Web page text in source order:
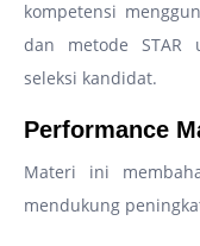
kompetensi
dan metode STAR
seleksi kandidat.
Performance
Materi ini
mendukung